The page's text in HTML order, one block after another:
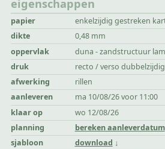
eigenschappen
papier
enkelzijdig gestreken
dikte
0,48 mm
oppervlak
duna - zandstructuur
druk
recto / verso
afwerking
rillen
aanleveren
ma 10/08/26 voor 11:00
klaar op
wo 12/08/26
planning
bereken aanleverdatum
sjabloon
download